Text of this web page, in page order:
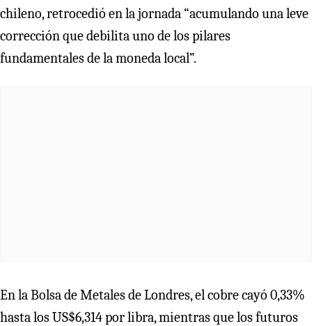
chileno, retrocedió en la jornada “acumulando una leve
corrección que debilita uno de los pilares
fundamentales de la moneda local”.
En la Bolsa de Metales de Londres, el cobre cayó 0,33%
hasta los US$6,314 por libra, mientras que los futuros